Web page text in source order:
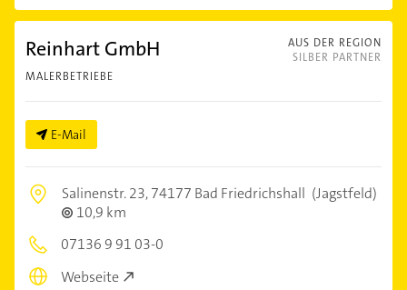
AUS DER REGION
SILBER PARTNER
Reinhart GmbH
MALERBETRIEBE
E-Mail
Salinenstr. 23,74177 Bad Friedrichshall (Jagstfeld)
10,9 km
07136 9 91 03-0
Webseite